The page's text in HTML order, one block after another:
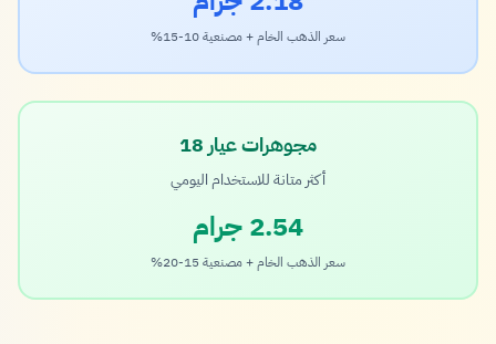
سعر الذهب الخام + مصنعية 10-15%
مجوهرات عيار 18
أكثر متانة للاستخدام اليومي
2.54 جرام
سعر الذهب الخام + مصنعية 15-20%